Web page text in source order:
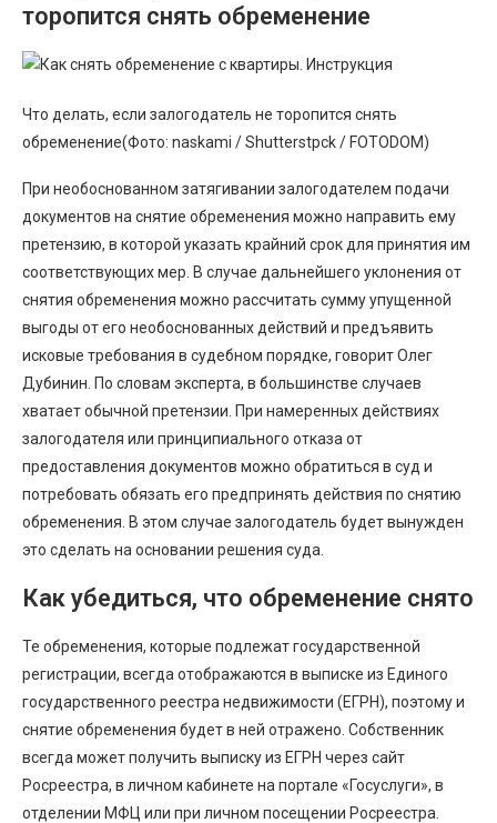
торопится снять обременение
Что делать, если залогодатель не торопится снять
обременение(Фото: naskami / Shutterstpck / FOTODOM)
При необоснованном затягивании залогодателем подачи
документов на снятие обременения можно направить ему
претензию, в которой указать крайний срок для принятия им
соответствующих мер. В случае дальнейшего уклонения от
снятия обременения можно рассчитать сумму упущенной
выгоды от его необоснованных действий и предъявить
исковые требования в судебном порядке, говорит Олег
Дубинин. По словам эксперта, в большинстве случаев
хватает обычной претензии. При намеренных действиях
залогодателя или принципиального отказа от
предоставления документов можно обратиться в суд и
потребовать обязать его предпринять действия по снятию
обременения. В этом случае залогодатель будет вынужден
это сделать на основании решения суда.
Как убедиться, что обременение снято
Те обременения, которые подлежат государственной
регистрации, всегда отображаются в выписке из Единого
государственного реестра недвижимости (ЕГРН), поэтому и
снятие обременения будет в ней отражено. Собственник
всегда может получить выписку из ЕГРН через сайт
Росреестра, в личном кабинете на портале «Госуслуги», в
отделении МФЦ или при личном посещении Росреестра.